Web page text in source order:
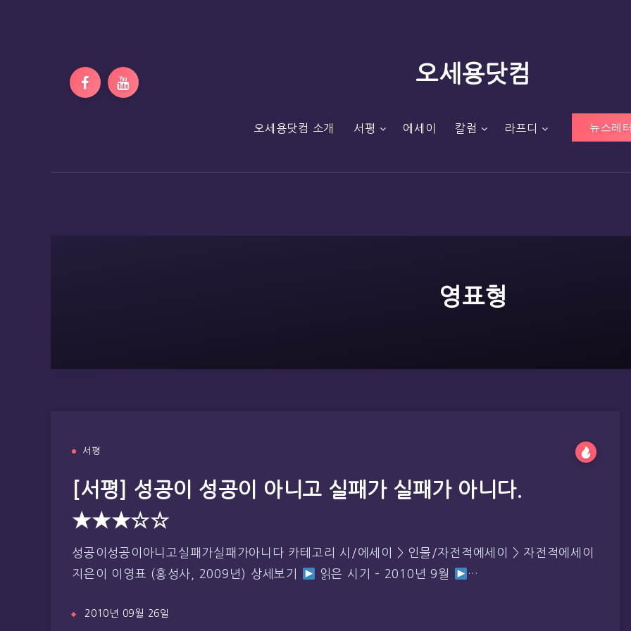
오세용닷컴
오세용닷컴 소개 서평 에세이 칼럼 라프디 뉴스레
영표형
서평
[서평] 성공이 성공이 아니고 실패가 실패가 아니다.
★★★☆☆
성공이성공이아니고실패가실패가아니다 카테고리 시/에세이 > 인물/자전적에세이 > 자전적에세이
지은이 이영표 (홍성사, 2009년) 상세보기
읽은 시기 – 2010년 9월 …
2010년 09월 26일